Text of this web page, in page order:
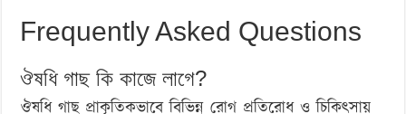
Frequently Asked Questions
ঔষধি গাছ কি কাজে লাগে?
ঔষধি গাছ প্রাকৃতিকভাবে বিভিন্ন রোগ প্রতিরোধ ও চিকিৎসায়